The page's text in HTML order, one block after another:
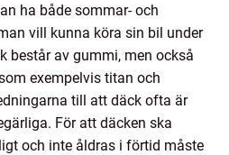
ha både sommar- och
vill kunna köra sin bil under
består av gummi, men också
exempelvis titan och
till att däck ofta är
För att däcken ska
och inte åldras i förtid måste